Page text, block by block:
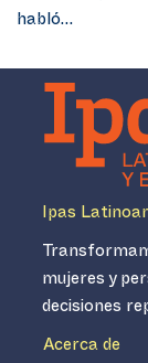
habló…
Ipas
mujeres y
decisiones
Acerca de